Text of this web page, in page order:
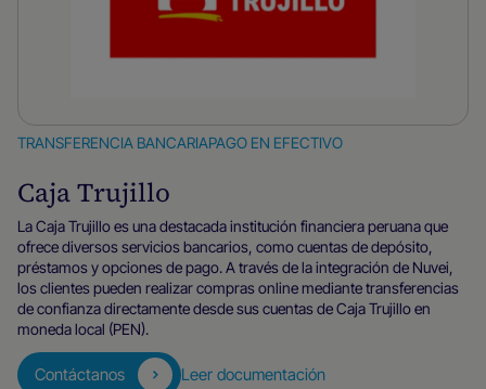
TRANSFERENCIA BANCARIAPAGO EN EFECTIVO
Caja Trujillo
La Caja Trujillo es una destacada institución financiera peruana que
ofrece diversos servicios bancarios, como cuentas de depósito,
préstamos y opciones de pago. A través de la integración de Nuvei,
los clientes pueden realizar compras online mediante transferencias
de confianza directamente desde sus cuentas de Caja Trujillo en
moneda local (PEN).
Contáctanos Leer documentación